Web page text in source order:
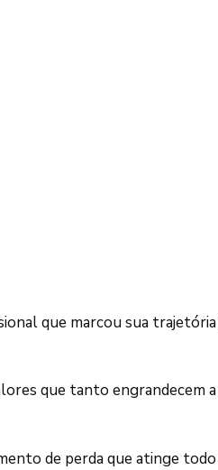
que marcou sua trajetória
que tanto engrandecem
de perda que atinge